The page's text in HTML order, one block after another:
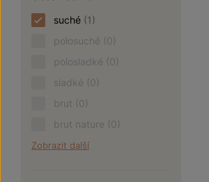
suché (1)
polosuché (0)
polosladké (0)
sladké (0)
brut (0)
brut nature (0)
Zobrazit další